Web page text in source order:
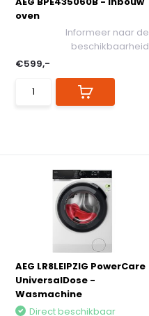
oven
Informeer naar de
beschikbaarheid
€599,-
AEG LR8LEIPZIG PowerCare
UniversalDose -
Wasmachine
Direct beschikbaar